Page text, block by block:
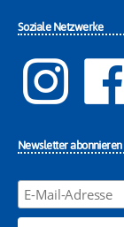
Soziale Netzwerke
Newsletter abonnieren